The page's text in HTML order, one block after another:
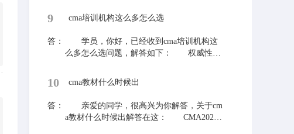
级或高级会计师证书。 ACCA的全面合
注：满足上述任意一条即可。 最后欢迎
同学们提出更多的问题，老师时刻为同学答
否有财务基础、是否有财务工作经验、是否
购买了辅导课程、是否有充足的备考时间、
是否能够严格要求自己等都会影响备考进
度。如果单从CMA考试上来说，对于一个有
基础、还能严格要求自己的考生来说，每科
小时，备好充分的复习资料，能够全身心投
平常工作中遇到其他的会计问题，可以及
时来网站联络老师，老师与你一起解决。
9 cma培训机构这么多怎么选
答：
学员，你好，已经收到cma培训机构这
么多怎么选问题，解答如下： 权威性和
低，但是它代表着百一个机构的硬实力。从
权威度来看，是否具备IMA授权资质这是度
最基本的标准，其次是是否具备后续教育CP
E授权资知质。具体授权资质的查询大家可
登录IMA官方网站的合作伙伴页面进行核
10 cma教材什么时候出
答：
亲爱的同学，很高兴为你解答，关于cm
a教材什么时候出解答在这： CMA2020